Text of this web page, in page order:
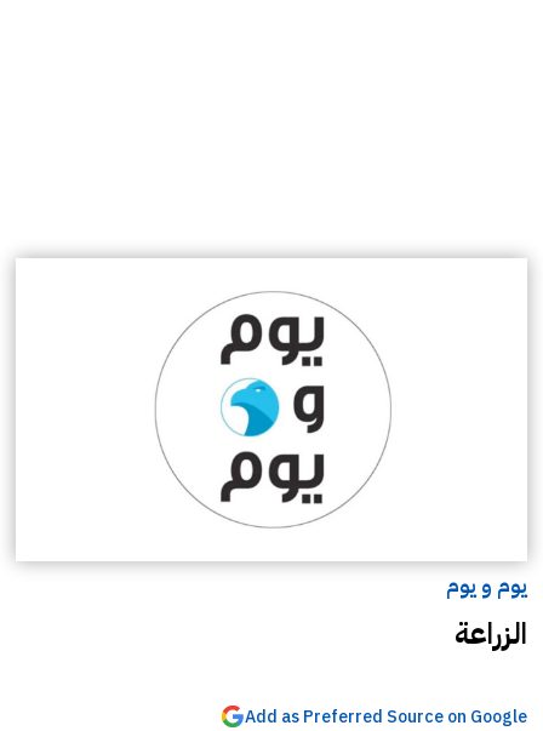
يوم و يوم
الزراعة
Add as Preferred Source on Google